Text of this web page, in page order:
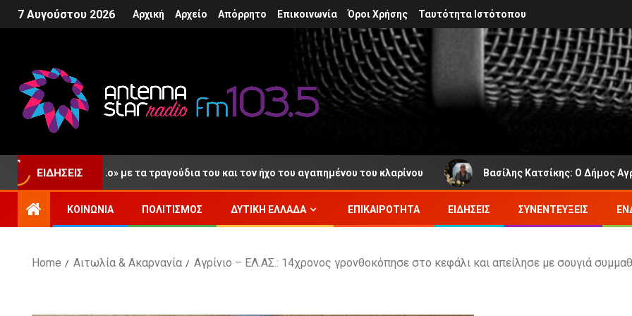
7 Αυγούστου 2026 Αρχική Αρχείο Απόρρητο Επικοινωνία Όροι Χρήσης Ταυτότητα Ιστότοπου
ΕΙΔΉΣΕΙΣ
«αντίο» με τα τραγούδια του και τον ήχο του αγαπημένου του κλαρίνου Βασίλης Κατσίκης: Ο Δήμος Αγράφων
ΚΟΙΝΩΝΊΑ ΠΟΛΙΤΙΣΜΌΣ ΔΥΤΙΚΉ ΕΛΛΆΔΑ ΕΠΙΚΑΙΡΌΤΗΤΑ ΕΙΔΉΣΕΙΣ ΣΥΝΕΝΤΕΎΞΕΙΣ
Home Αιτωλία & Ακαρνανία Αγρίνιο – ΕΛ.ΑΣ.: 14χρονος γρονθοκόπησε στο κεφάλι και απείλησε με σουγιά